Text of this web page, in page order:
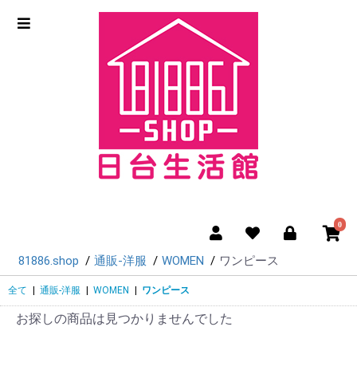
0
81886.shop 通販-洋服 WOMEN ワンピース
全て 通販-洋服 WOMEN ワンピース
お探しの商品は見つかりませんでした